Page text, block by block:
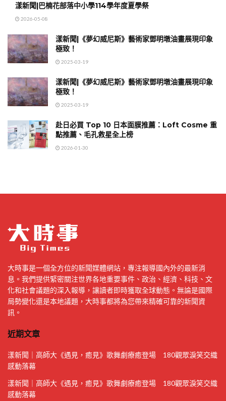
漾新聞|巴楠花部落中小學114學年度夏學祭
2026-05-08
漾新聞|《夢幻威尼斯》藝術家鄧明墩油畫展現印象
極致！
2025-03-19
漾新聞|《夢幻威尼斯》藝術家鄧明墩油畫展現印象
極致！
2025-03-19
赴日必買 Top 10 日本面膜推薦：Loft Cosme 重
點推薦、毛孔救星全上榜
2026-01-30
大時事是一個全方位的新聞媒體網站，專注報導國內外的最新消
息。我們提供緊密關注世界各地重要事件、政治、經濟、科技、文
化和社會議題的深入報導，讓讀者即時獲取全球動態。無論是國際
局勢變化還是本地議題，大時事都將為您帶來精確可靠的新聞資
訊。
近期文章
漾新聞｜高師大《遇見，癒見》歌舞劇療癒登場 180觀眾淚笑交織
感動落幕
漾新聞｜高師大《遇見，癒見》歌舞劇療癒登場 180觀眾淚笑交織
感動落幕